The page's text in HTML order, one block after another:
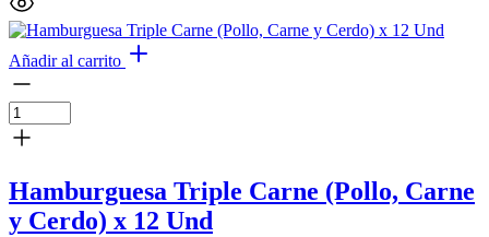
Añadir al carrito
Hamburguesa Triple Carne (Pollo, Carne
y Cerdo) x 12 Und